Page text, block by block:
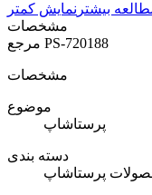
بیشتر نمایش کمتر
مشخصات
PS-720188
مشخصات
موضوع
پرستاشاپ
دسته بندی
پرستاشاپ